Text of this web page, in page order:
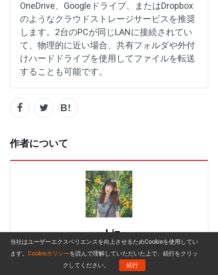
OneDrive、Googleドライブ、またはDropbox
のようなクラウドストレージサービスを推奨
します。2台のPCが同じLANに接続されてい
て、物理的に近い場合、共有フォルダや外付
けハードドライブを使用してファイルを転送
することも可能です。
作者について
Liz
Follow Us
ポジション: コラムニスト
当社はユーザーエクスペリエンスを向上させるためCookieを使用してい
ます。 Cookieポリシーを読んで理解していただいた上で、続行をクリッ
クしてください。
続行